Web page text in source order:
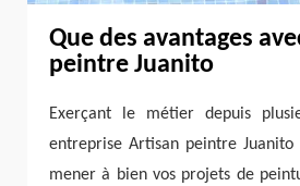
Que des avantages
peintre Juanito
Exerçant le métier depuis
entreprise Artisan peintre
mener à bien vos projets de